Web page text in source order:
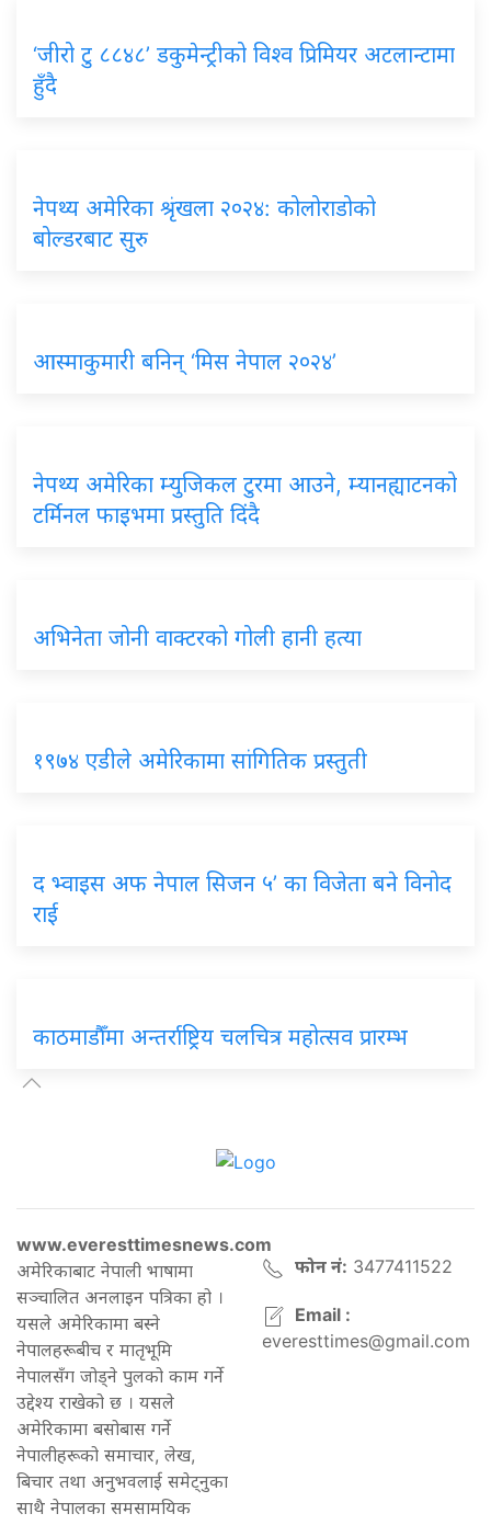
‘जीरो टु ८८४८’ डकुमेन्ट्रीको विश्व प्रिमियर अटलान्टामा
हुँदै
नेपथ्य अमेरिका श्रृंखला २०२४: कोलोराडोको
बोल्डरबाट सुरु
आस्माकुमारी बनिन् ‘मिस नेपाल २०२४’
नेपथ्य अमेरिका म्युजिकल टुरमा आउने, म्यानह्याटनको
टर्मिनल फाइभमा प्रस्तुति दिंदै
अभिनेता जोनी वाक्टरको गोली हानी हत्या
१९७४ एडीले अमेरिकामा सांगितिक प्रस्तुती
द भ्वाइस अफ नेपाल सिजन ५’ का विजेता बने विनोद
राई
काठमाडौँमा अन्तर्राष्ट्रिय चलचित्र महोत्सव प्रारम्भ
www.everesttimesnews.com
अमेरिकाबाट नेपाली भाषामा
सञ्चालित अनलाइन पत्रिका हो ।
यसले अमेरिकामा बस्ने
नेपालहरूबीच र मातृभूमि
नेपालसँग जोड्ने पुलको काम गर्ने
उद्देश्य राखेको छ । यसले
अमेरिकामा बसोबास गर्ने
नेपालीहरूको समाचार, लेख,
बिचार तथा अनुभवलाई समेट्नुका
साथै नेपालका समसामयिक
फोन नं: 3477411522
Email :
everesttimes@gmail.com